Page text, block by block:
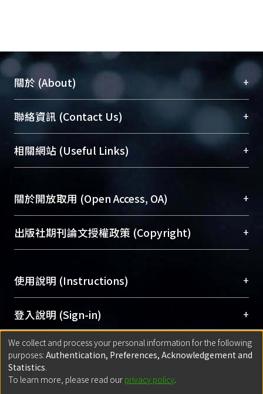
關於 (About) +
臺大位居世界頂尖大學之列，為永久珍藏及向國際
展現本校豐碩的研究成果及學術能量，圖書館整合
機構典藏（NTUR）與學術庫（AH）不同功能平
台，成為臺大學術典藏NTU scholars。期能整合研
成果。
To permanently archive and promote researcher
profiles and scholarly works, Library integrates the
services of “NTU Repository” with “Academic
聯絡資訊 (Contact Us) +
總館學科館員(Main Library)
醫學圖書館學科館員(Medical Library)
Sciences Library)
相關網站 (Useful Links) +
關於開放取用 (Open Access, OA) +
開放取用是從使用者角度提升資訊取用性的社會運
動，應用在學術研究上是透過將研究著作公開供使
用逐年攀升。同時可加速研究發展、提升研究影響
Archive）平台。 （點選深入了解OA）
出版社期刊論文授權政策 (Copyright) +
含部分內容的版權非匯入者所有，或由第三方贊
助與合作完成，請確認該版權所有者及第三方同
意提供此授權。
Please represent that the submission is your
original work, and that you have the right to
grant the rights to upload.
若欲上傳已出版的全文電子檔，可使用
使用說明 (Instructions) +
網站簡介(Quickstart Guide)
使用手冊(Instruction Manual)
線上預約服務(Booking Service)
登入說明 (Sign-in) +
方案一：臺灣大學計算機中心帳號登入
(With C&INC Email Account)
方案二：ORCID帳號登入(With ORCID)
匯入著作 (Submission) +
方案一：定期更新ORCID者，以ID匯入
We collect and process your personal information for the following
purposes: Authentication, Preferences, Acknowledgement and
Statistics.
To learn more, please read our privacy policy.